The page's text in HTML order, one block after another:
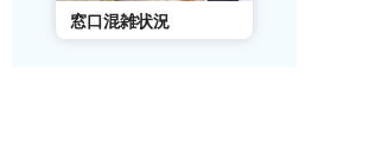
窓口混雑状況